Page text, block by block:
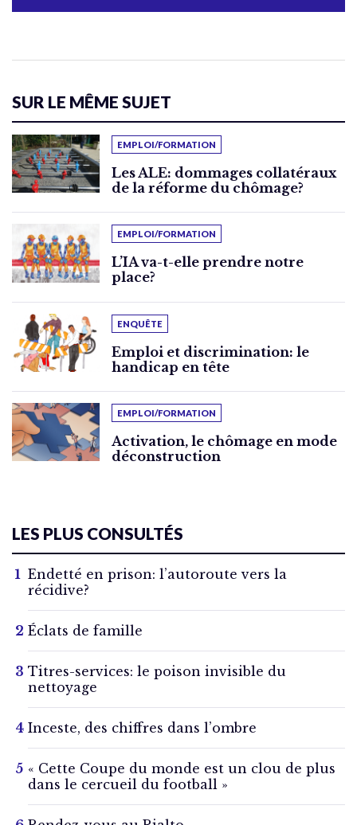
SUR LE MÊME SUJET
EMPLOI/FORMATION
Les ALE: dommages collatéraux
de la réforme du chômage?
EMPLOI/FORMATION
L’IA va-t-elle prendre notre
place?
ENQUÊTE
Emploi et discrimination: le
handicap en tête
EMPLOI/FORMATION
Activation, le chômage en mode
déconstruction
LES PLUS CONSULTÉS
Endetté en prison: l’autoroute vers la
récidive?
Éclats de famille
Titres-services: le poison invisible du
nettoyage
Inceste, des chiffres dans l’ombre
« Cette Coupe du monde est un clou de plus
dans le cercueil du football »